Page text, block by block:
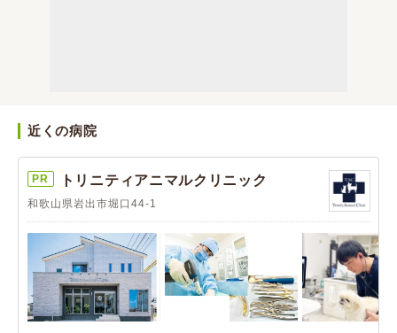
近くの病院
PR トリニティアニマルクリニック
和歌山県岩出市堀口44-1